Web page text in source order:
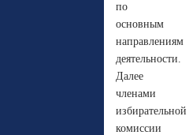
по
основным
направлениям
деятельности.
Далее
членами
избирательной
комиссии